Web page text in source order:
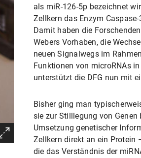
als miR-126-5p bezeichnet
Zellkern das Enzym
Damit haben die
Webers Vorhaben, die
neuen Signalwegs im
Funktionen von microRNAs
unterstützt die DFG nun mit
Bisher ging man
sie zur Stilllegung von Genen
Umsetzung genetischer
Zellkern direkt an ein Protein
die das Verständnis der